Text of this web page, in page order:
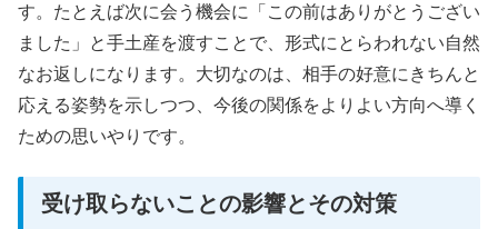
す。たとえば次に会う機会に「この前はありがとうござい
ました」と手土産を渡すことで、形式にとらわれない自然
なお返しになります。大切なのは、相手の好意にきちんと
応える姿勢を示しつつ、今後の関係をよりよい方向へ導く
ための思いやりです。
受け取らないことの影響とその対策